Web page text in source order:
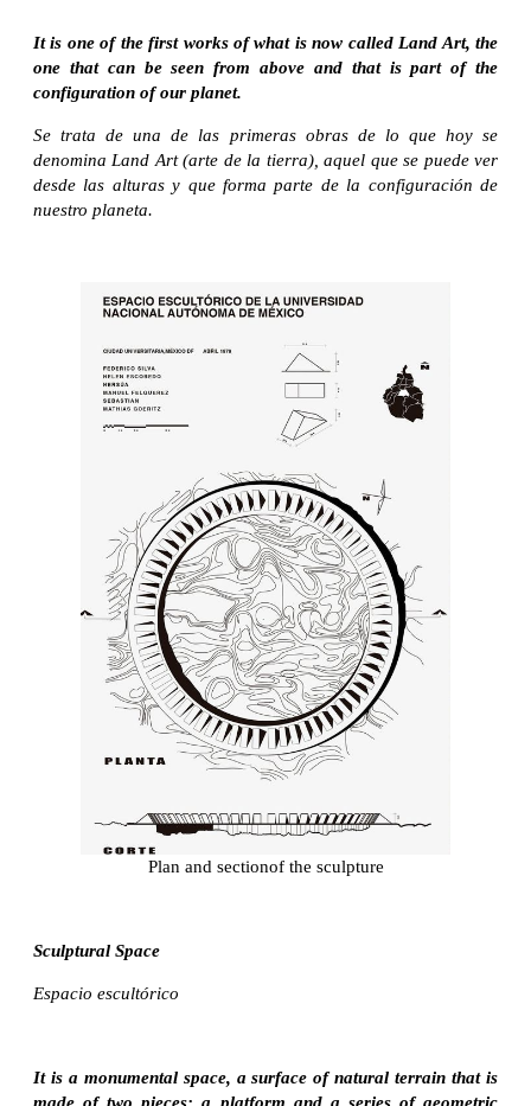
It is one of the first works of what is now called Land Art, the
one that can be seen from above and that is part of the
configuration of our planet.
Se trata de una de las primeras obras de lo que hoy se
denomina Land Art (arte de la tierra), aquel que se puede ver
desde las alturas y que forma parte de la configuración de
nuestro planeta.
Plan and sectionof the sculpture
Sculptural Space
Espacio escultórico
It is a monumental space, a surface of natural terrain that is